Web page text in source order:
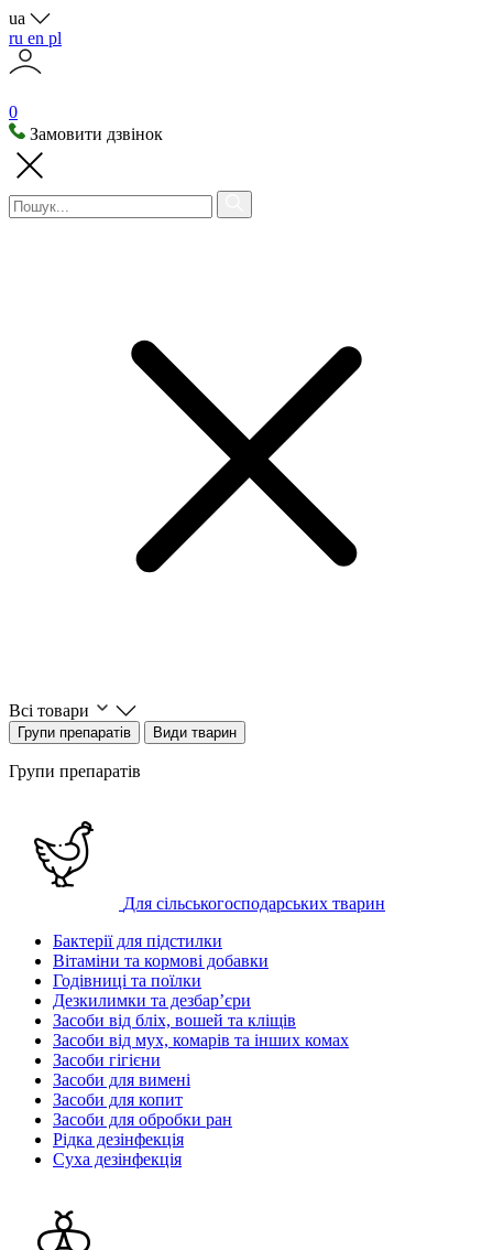
ua
ru en pl
0
Замовити дзвінок
Всі товари
Групи препаратів Види тварин
Групи препаратів
Для сільськогосподарських тварин
Бактерії для підстилки
Вітаміни та кормові добавки
Годівниці та поїлки
Дезкилимки та дезбарʼєри
Засоби від бліх, вошей та кліщів
Засоби від мух, комарів та інших комах
Засоби гігієни
Засоби для вимені
Засоби для копит
Засоби для обробки ран
Рідка дезінфекція
Суха дезінфекція